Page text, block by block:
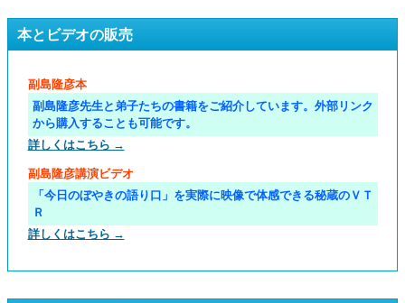
本とビデオの販売
副島隆彦本
副島隆彦先生と弟子たちの書籍をご紹介しています。外部リンク
から購入することも可能です。
詳しくはこちら →
副島隆彦講演ビデオ
「今日のぼやきの語り口」を実際に映像で体感できる秘蔵のＶＴ
Ｒ
詳しくはこちら →